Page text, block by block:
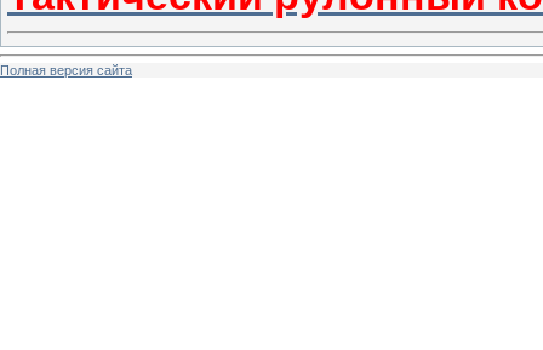
Полная версия сайта